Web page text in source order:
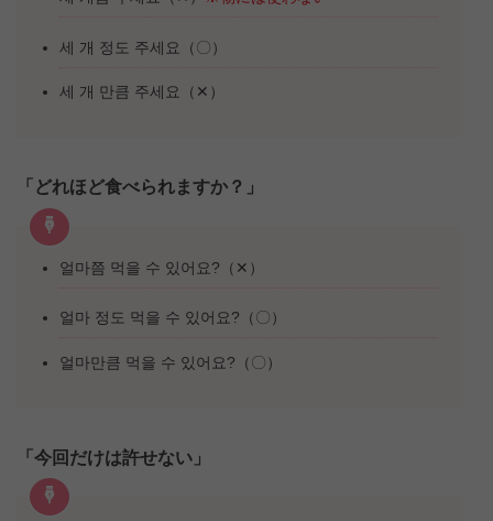
세 개 정도 주세요（〇）
세 개 만큼 주세요（✕）
「どれほど食べられますか？」
얼마쯤 먹을 수 있어요?（✕）
얼마 정도 먹을 수 있어요?（〇）
얼마만큼 먹을 수 있어요?（〇）
「今回だけは許せない」